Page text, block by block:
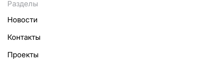
Разделы
Новости
Контакты
Проекты